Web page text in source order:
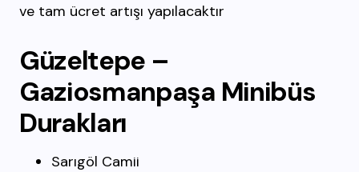
ve tam ücret artışı yapılacaktır
Güzeltepe –
Gaziosmanpaşa Minibüs
Durakları
Sarıgöl Camii